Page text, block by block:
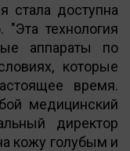
стала доступна
"Эта технология
аппараты по
которые
время.
медицинский
директор
кожу голубым и